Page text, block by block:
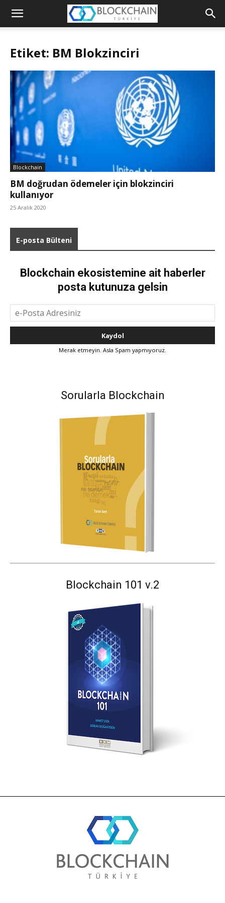
Blockchain
Etiket: BM Blokzinciri
Blockchain
BM doğrudan ödemeler için blokzinciri
kullanıyor
25 Aralık 2020
E-posta Bülteni
Blockchain ekosistemine ait haberler
posta kutunuza gelsin
Merak etmeyin. Asla Spam yapmıyoruz.
Sorularla Blockchain
Blockchain 101 v.2